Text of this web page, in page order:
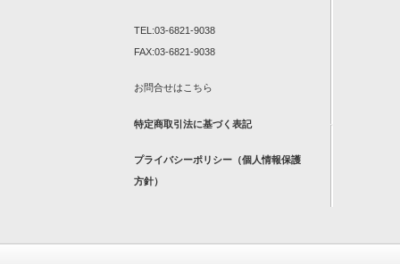
TEL:03-6821-9038
FAX:03-6821-9038
お問合せは こちら
特定商取引法に基づく表記
プライバシーポリシー（個人情報保護
方針）